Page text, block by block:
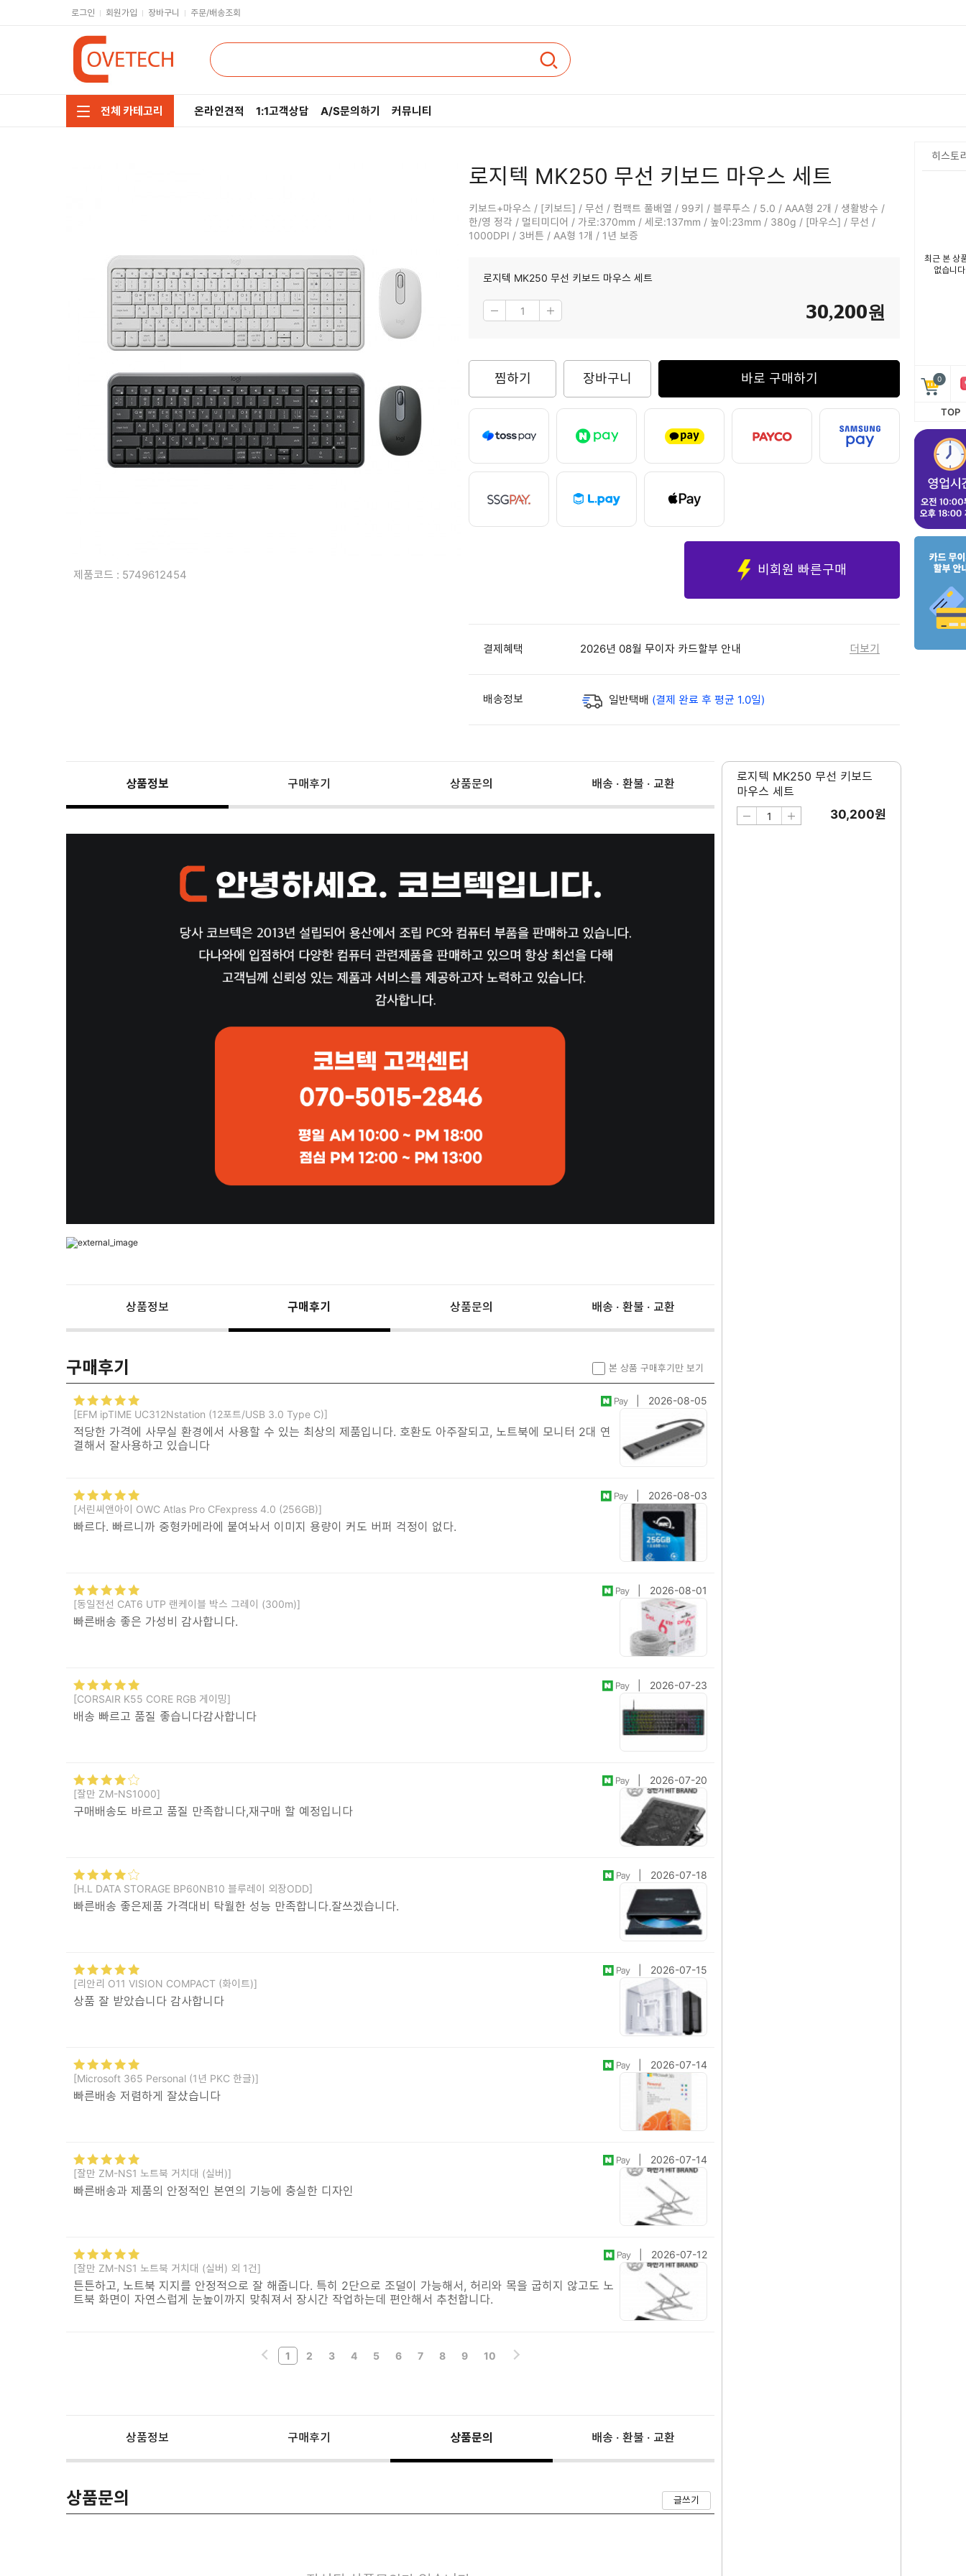
로그인 회원가입 장바구니 주문/배송조회
전체 카테고리
소프트웨어/멀티탭/공구
헤드셋/태블릿/휴대폰
복합기/프린터/사무기기
SSD
HDD
ODD
파워
키보드
마우스
조립비
온라인견적 1:1고객상담 A/S문의하기 커뮤니티
제품코드 : 5749612454
로지텍 MK250 무선 키보드 마우스 세트
키보드+마우스 / [키보드] / 무선 / 컴팩트 풀배열 / 99키 / 블루투스 / 5.0 / AAA형 2개 / 생활방수 /
한/영 정각 / 멀티미디어 / 가로:370mm / 세로:137mm / 높이:23mm / 380g / [마우스] / 무선 /
1000DPI / 3버튼 / AA형 1개 / 1년 보증
로지텍 MK250 무선 키보드 마우스 세트
30,200원
찜하기 장바구니 바로 구매하기
비회원 빠른구매
결제혜택 2026년 08월 무이자 카드할부 안내 더보기
배송정보 일반택배 (결제 완료 후 평균 1.0일)
상품정보 구매후기 상품문의 배송 · 환불 · 교환
상품정보 구매후기 상품문의 배송 · 환불 · 교환
구매후기 본 상품 구매후기만 보기
| 2026-08-05
[EFM ipTIME UC312Nstation (12포트/USB 3.0 Type C)]
적당한 가격에 사무실 환경에서 사용할 수 있는 최상의 제품입니다. 호환도 아주잘되고, 노트북에 모니터 2대 연
결해서 잘사용하고 있습니다
| 2026-08-03
[서린씨앤아이 OWC Atlas Pro CFexpress 4.0 (256GB)]
빠르다. 빠르니까 중형카메라에 붙여놔서 이미지 용량이 커도 버퍼 걱정이 없다.
| 2026-08-01
[동일전선 CAT6 UTP 랜케이블 박스 그레이 (300m)]
빠른배송 좋은 가성비 감사합니다.
| 2026-07-23
[CORSAIR K55 CORE RGB 게이밍]
배송 빠르고 품질 좋습니다감사합니다
| 2026-07-20
[잘만 ZM-NS1000]
구매배송도 바르고 품질 만족합니다,재구매 할 예정입니다
| 2026-07-18
[H.L DATA STORAGE BP60NB10 블루레이 외장ODD]
빠른배송 좋은제품 가격대비 탁월한 성능 만족합니다.잘쓰겠습니다.
| 2026-07-15
[리안리 O11 VISION COMPACT (화이트)]
상품 잘 받았습니다 감사합니다
| 2026-07-14
[Microsoft 365 Personal (1년 PKC 한글)]
빠른배송 저렴하게 잘샀습니다
| 2026-07-14
[잘만 ZM-NS1 노트북 거치대 (실버)]
빠른배송과 제품의 안정적인 본연의 기능에 충실한 디자인
| 2026-07-12
[잘만 ZM-NS1 노트북 거치대 (실버) 외 1건]
튼튼하고, 노트북 지지를 안정적으로 잘 해줍니다. 특히 2단으로 조덜이 가능해서, 허리와 목을 굽히지 않고도 노
트북 화면이 자연스럽게 눈높이까지 맞춰져서 장시간 작업하는데 편안해서 추천합니다.
1 2 3 4 5 6 7 8 9 10
상품정보 구매후기 상품문의 배송 · 환불 · 교환
상품문의 글쓰기
로지텍 MK250 무선 키보드
마우스 세트
30,200원
히스토
최근 본 상
없습니
0
TOP